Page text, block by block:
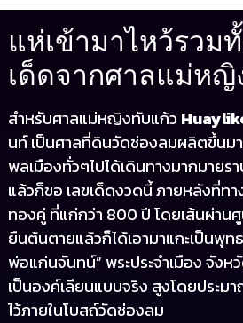
แห่เข้ามาไหว้รวม
เด็ดจากศาลแม่หญิ
สำหรับศาลแม่หญิงทับแก้ว
นท์ เป็นศาลที่ดินวัดช่องลมผลิตขึ้นม
พลเมืองทั่วๆไปได้เดินทางมากมายร
แล้วก็ขอ เลขเด็ดงวดนี้ ภายหลังที่ท
ทองคู่ ที่แก่กว่า 800 ปี โดยเส้นผ่าน
ยืนต้นตายแล้วก็ได้เอามาแกะเป็นพุท
พ่อแก่นจันทน์” พระประจำเมือง จังห
เป็นองค์เลียนแบบจริง สูงโดยประม
ไว้ภายในโบสถ์วัดช่องลม